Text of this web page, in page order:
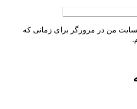
من در مرورگر برای زمانی که